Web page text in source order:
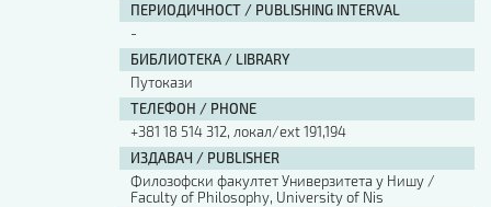
ПЕРИОДИЧНОСТ / PUBLISHING INTERVAL
-
БИБЛИОТЕКА / LIBRARY
Путокази
ТЕЛЕФОН / PHONE
+381 18 514 312, локал/ext 191,194
ИЗДАВАЧ / PUBLISHER
Филозофски факултет Универзитета у Нишу /
Faculty of Philosophy, University of Nis